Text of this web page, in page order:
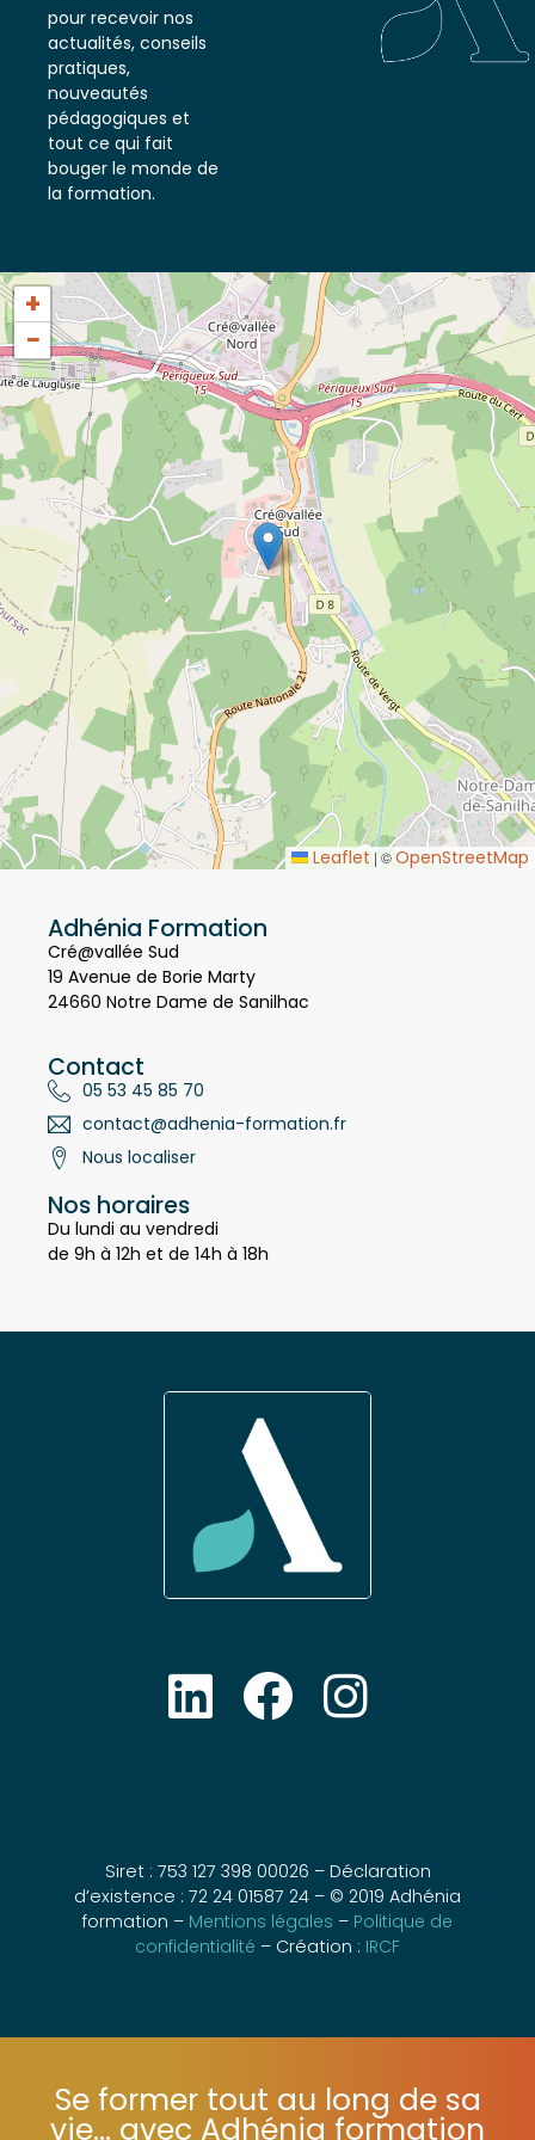
notre newsletter
pour recevoir nos
actualités, conseils
pratiques,
nouveautés
pédagogiques et
tout ce qui fait
bouger le monde de
+
−
Adhénia Formation
Cré@vallée Sud
19 Avenue de Borie Marty
Contact
05 53 45 85 70
contact@adhenia-formation.fr
Nos horaires
Du lundi au vendredi
Siret : 753 127 398 00026 – Déclaration
d’existence : 72 24 01587 24 – © 2019 Adhénia
formation –Mentions légales– Politique de
Se former tout au long de sa